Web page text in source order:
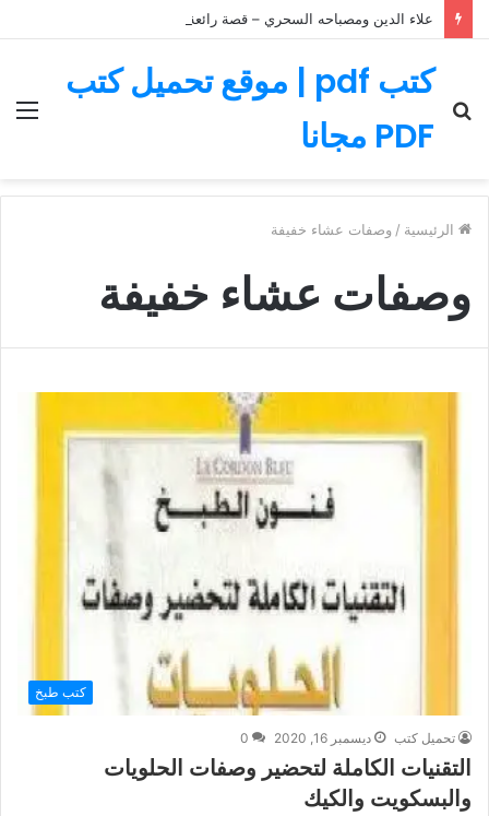
علاء الدين ومصباحه السحري – قصة رائعة مليئة بالمغامرات
كتب pdf | موقع تحميل كتب
PDF مجاناعن
الرئيسية / وصفات عشاء خفيفة
وصفات عشاء خفيفة
كتب طبخ
تحميل كتب ديسمبر 16, 2020 0
التقنيات الكاملة لتحضير وصفات الحلويات
والبسكويت والكيك